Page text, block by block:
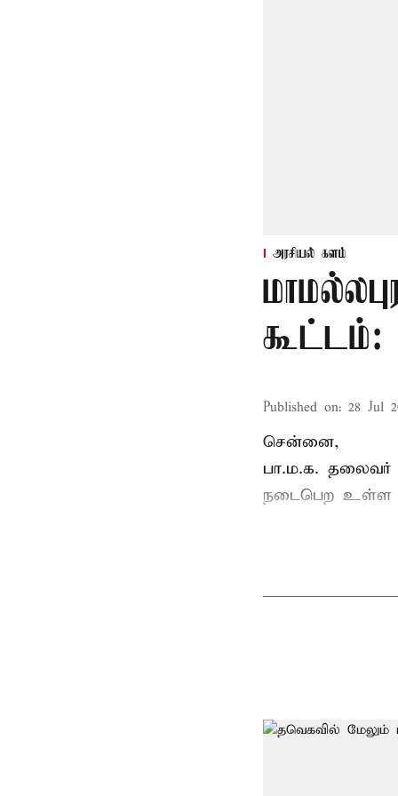
அரசியல் களம்
கூட்டம்:
Published on: 28 Jul
சென்னை,
பா.ம.க. தலைவர்
நடைபெற உள்ள